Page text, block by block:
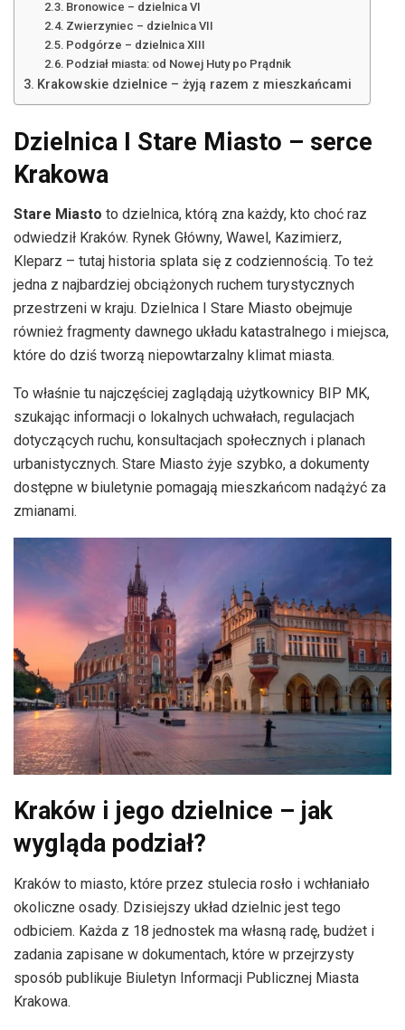
Bronowice – dzielnica VI
Zwierzyniec – dzielnica VII
Podgórze – dzielnica XIII
Podział miasta: od Nowej Huty po Prądnik
Krakowskie dzielnice – żyją razem z mieszkańcami
Dzielnica I Stare Miasto – serce
Krakowa
Stare Miasto to dzielnica, którą zna każdy, kto choć raz
odwiedził Kraków. Rynek Główny, Wawel, Kazimierz,
Kleparz – tutaj historia splata się z codziennością. To też
jedna z najbardziej obciążonych ruchem turystycznych
przestrzeni w kraju. Dzielnica I Stare Miasto obejmuje
również fragmenty dawnego układu katastralnego i miejsca,
które do dziś tworzą niepowtarzalny klimat miasta.
To właśnie tu najczęściej zaglądają użytkownicy BIP MK,
szukając informacji o lokalnych uchwałach, regulacjach
dotyczących ruchu, konsultacjach społecznych i planach
urbanistycznych. Stare Miasto żyje szybko, a dokumenty
dostępne w biuletynie pomagają mieszkańcom nadążyć za
zmianami.
Kraków i jego dzielnice – jak
wygląda podział?
Kraków to miasto, które przez stulecia rosło i wchłaniało
okoliczne osady. Dzisiejszy układ dzielnic jest tego
odbiciem. Każda z 18 jednostek ma własną radę, budżet i
zadania zapisane w dokumentach, które w przejrzysty
sposób publikuje Biuletyn Informacji Publicznej Miasta
Krakowa.